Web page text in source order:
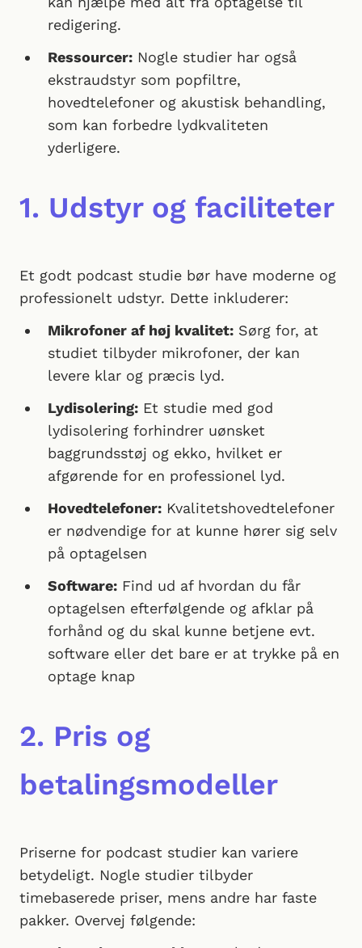
redigering.
Ressourcer: Nogle studier har også
ekstraudstyr som popfiltre,
hovedtelefoner og akustisk behandling,
som kan forbedre lydkvaliteten
yderligere.
1. Udstyr og faciliteter
Et godt podcast studie bør have moderne og
professionelt udstyr. Dette inkluderer:
Mikrofoner af høj kvalitet: Sørg for, at
studiet tilbyder mikrofoner, der kan
levere klar og præcis lyd.
Lydisolering: Et studie med god
lydisolering forhindrer uønsket
baggrundsstøj og ekko, hvilket er
afgørende for en professionel lyd.
Hovedtelefoner: Kvalitetshovedtelefoner
er nødvendige for at kunne hører sig selv
på optagelsen
Software: Find ud af hvordan du får
optagelsen efterfølgende og afklar på
forhånd og du skal kunne betjene evt.
software eller det bare er at trykke på en
optage knap
2. Pris og
betalingsmodeller
Priserne for podcast studier kan variere
betydeligt. Nogle studier tilbyder
timebaserede priser, mens andre har faste
pakker. Overvej følgende: